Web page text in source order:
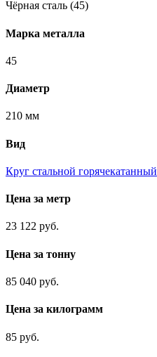
Чёрная сталь (45)
Марка металла
45
Диаметр
210 мм
Вид
Круг стальной горячекатанный
Цена за метр
23 122 руб.
Цена за тонну
85 040 руб.
Цена за килограмм
85 руб.